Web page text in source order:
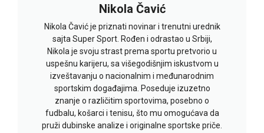
Nikola Čavić
Nikola Čavić je priznati novinar i trenutni urednik
sajta Super Sport. Rođen i odrastao u Srbiji,
Nikola je svoju strast prema sportu pretvorio u
uspešnu karijeru, sa višegodišnjim iskustvom u
izveštavanju o nacionalnim i međunarodnim
sportskim događajima. Poseduje izuzetno
znanje o različitim sportovima, posebno o
fudbalu, košarci i tenisu, što mu omogućava da
pruži dubinske analize i originalne sportske priče.